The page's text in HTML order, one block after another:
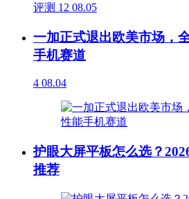
评测 12 08.05
一加正式退出欧美市场，
手机赛道
4 08.04
护眼大屏平板怎么选？
推荐